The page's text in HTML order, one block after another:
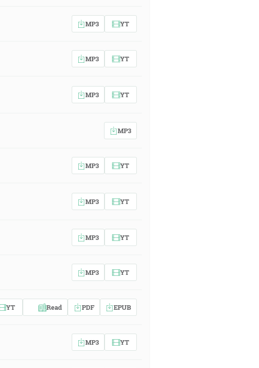
MP3 YT
MP3 YT
MP3 YT
MP3
MP3 YT
MP3 YT
MP3 YT
MP3 YT
YT Read PDF EPUB
MP3 YT